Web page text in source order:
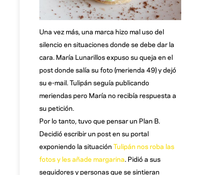
Una vez más, una marca hizo mal uso del
silencio en situaciones donde se debe dar la
cara. María Lunarillos expuso su queja en el
post donde salía su foto (merienda 49) y dejó
su e-mail. Tulipán seguía publicando
meriendas pero María no recibía respuesta a
su petición.
Por lo tanto, tuvo que pensar un Plan B.
Decidió escribir un post en su portal
exponiendo la situación Tulipán nos roba las
fotos y les añade margarina. Pidió a sus
seguidores y personas que se sintieran